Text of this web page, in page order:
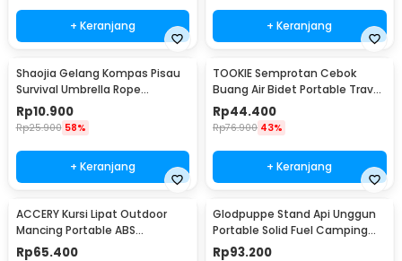
+ Keranjang + Keranjang
Shaojia Gelang Kompas Pisau
Survival Umbrella Rope
Bracelet - HJT41
Rp10.900
Rp25.900 58%
+ Keranjang
TOOKIE Semprotan Cebok
Buang Air Bidet Portable Travel
Sprayer 560ml - WS500
Rp44.400
Rp76.900 43%
+ Keranjang
ACCERY Kursi Lipat Outdoor
Mancing Portable ABS
Telescopic Chair - NDS66
Rp65.400
Glodpuppe Stand Api Unggun
Portable Solid Fuel Camping
Tool - EZ203
Rp93.200